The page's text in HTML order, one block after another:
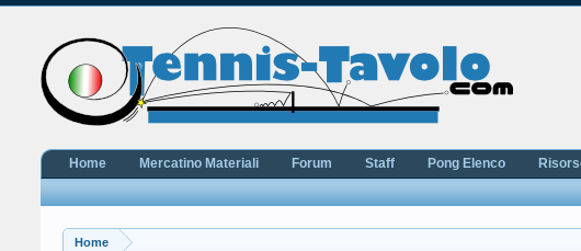
Home
Home Mercatino Materiali Forum Staff Pong Elenco